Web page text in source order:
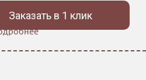
торта
по
покрытие,
с ручной
Заказать в 1 клик